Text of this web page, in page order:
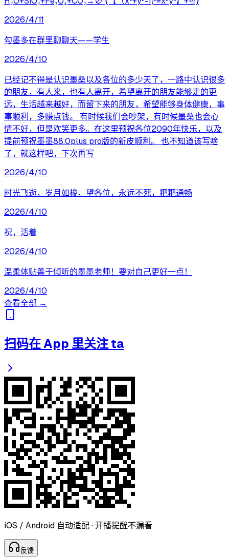
2026/4/11
勾墨多在群里聊聊天——学生
2026/4/10
已经记不得是认识墨桑以及各位的多少天了，一路中认识很多
的朋友，有人来，也有人离开，希望离开的朋友能够走的更
远，生活越来越好，而留下来的朋友，希望能够身体健康，事
事顺利，多赚点钱。 有时候我们会吵架，有时候墨桑也会心
情不好，但是欢笑更多。在这里预祝各位2090年快乐，以及
提前预祝墨墨88.0plus pro版的新皮顺利。 也不知道该写啥
了，就这样吧，下次再写
2026/4/10
时光飞逝，岁月如梭，望各位，永远不死，粑粑通畅
2026/4/10
祝，活着
2026/4/10
温柔体贴善于倾听的墨墨老师！要对自己更好一点！
2026/4/10
查看全部 →
扫码在 App 里关注 ta
iOS / Android 自动适配 · 开播提醒不漏看
反馈